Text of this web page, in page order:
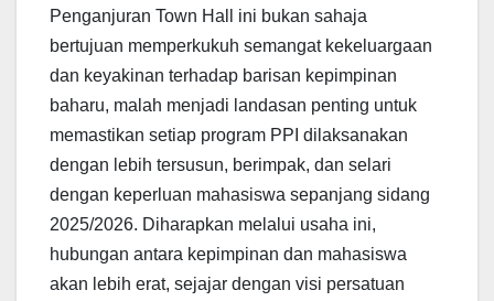
Penganjuran Town Hall ini bukan sahaja
bertujuan memperkukuh semangat kekeluargaan
dan keyakinan terhadap barisan kepimpinan
baharu, malah menjadi landasan penting untuk
memastikan setiap program PPI dilaksanakan
dengan lebih tersusun, berimpak, dan selari
dengan keperluan mahasiswa sepanjang sidang
2025/2026. Diharapkan melalui usaha ini,
hubungan antara kepimpinan dan mahasiswa
akan lebih erat, sejajar dengan visi persatuan